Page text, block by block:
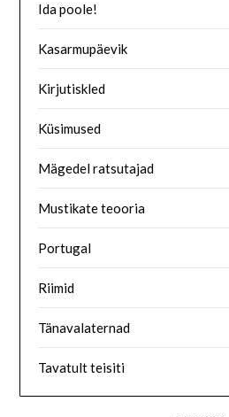
Ida poole!
Kasarmupäevik
Kirjutiskled
Küsimused
Mägedel ratsutajad
Mustikate teooria
Portugal
Riimid
Tänavalaternad
Tavatult teisiti